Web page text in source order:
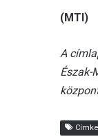
(MTI)
A
Észak-
Címke